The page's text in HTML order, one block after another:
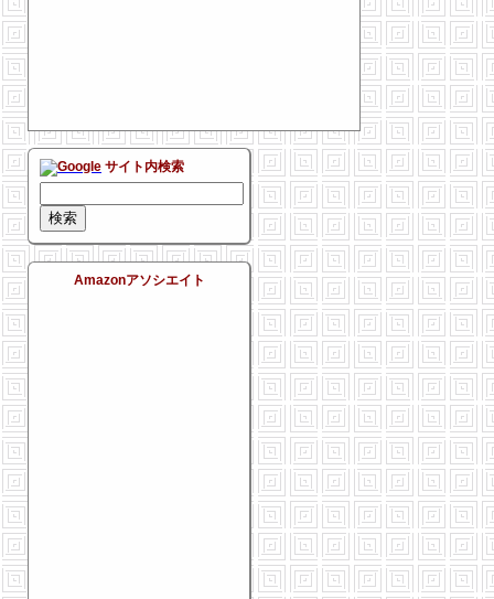
サイト内検索
Amazonアソシエイト